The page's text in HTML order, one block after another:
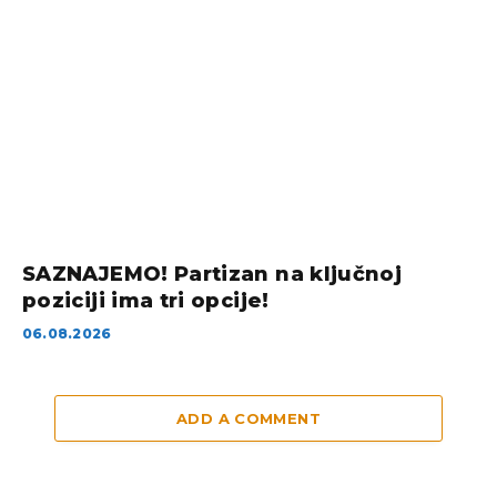
SAZNAJEMO! Partizan na ključnoj
poziciji ima tri opcije!
06.08.2026
ADD A COMMENT